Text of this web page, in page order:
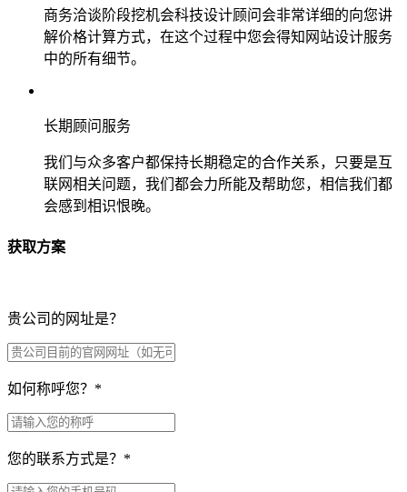
商务洽谈阶段挖机会科技设计顾问会非常详细的向您讲
解价格计算方式，在这个过程中您会得知网站设计服务
中的所有细节。
长期顾问服务
我们与众多客户都保持长期稳定的合作关系，只要是互
联网相关问题，我们都会力所能及帮助您，相信我们都
会感到相识恨晚。
获取方案
贵公司的网址是？
如何称呼您？ *
您的联系方式是？ *